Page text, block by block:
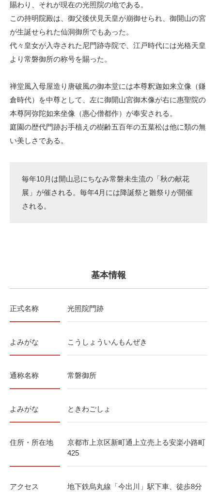
賜わり、それが現在の光照院の地である。
この持明院殿は、御父後伏見天皇が崩御せられ、御開山の宮
が生誕せられた仙洞御所でもあった。
代々皇女が入寺された尼門跡寺院で、江戸時代には光格天皇
より常磐御所の称号を賜った。
禅堂風入母屋造り唐破風の御本堂には本尊釈迦如来立像（鎌
倉時代）を中尊として、左に御開山宮御木像が右に惠聖院の
本尊阿弥陀如来坐像（惠心僧都作）が奉安される。
庭園の歴代門跡お手植えの樹齢五百年の五葉松は他に類の無
い美しさである。
毎年10月は開山忌にちなみ常磐未生流の「秋の献花
展」が催される。毎年4月には降誕祭と雛祭りが開催
される。
基本情報
正式名称 光照院門跡
よみがな こうしょういんもんぜき
通称名称 常磐御所
よみがな ときわごしょ
住所・所在地
京都市上京区新町通上立売上る安楽小路町
425
アクセス
地下鉄烏丸線「今出川」駅下車、徒歩8分